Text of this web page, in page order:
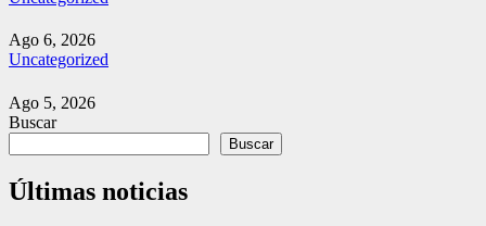
Ago 6, 2026
Uncategorized
Ago 5, 2026
Buscar
Buscar
Últimas noticias